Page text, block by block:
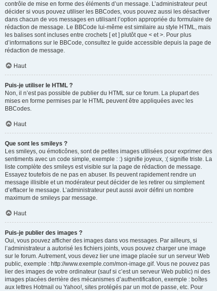
contrôle de mise en forme des éléments d’un message. L’administrateur peut
décider si vous pouvez utiliser les BBCodes, vous pouvez aussi les désactiver
dans chacun de vos messages en utilisant l’option appropriée du formulaire de
rédaction de message. Le BBCode lui-même est similaire au style HTML, mais
les balises sont incluses entre crochets [ et ] plutôt que < et >. Pour plus
d’informations sur le BBCode, consultez le guide accessible depuis la page de
rédaction de message.
Haut
Puis-je utiliser le HTML ?
Non, il n’est pas possible de publier du HTML sur ce forum. La plupart des
mises en forme permises par le HTML peuvent être appliquées avec les
BBCodes.
Haut
Que sont les smileys ?
Les smileys, ou émoticônes, sont de petites images utilisées pour exprimer des
sentiments avec un code simple, exemple : :) signifie joyeux, :( signifie triste. La
liste complète des smileys est visible sur la page de rédaction de message.
Essayez toutefois de ne pas en abuser. Ils peuvent rapidement rendre un
message illisible et un modérateur peut décider de les retirer ou simplement
d’effacer le message. L’administrateur peut aussi avoir défini un nombre
maximum de smileys par message.
Haut
Puis-je publier des images ?
Oui, vous pouvez afficher des images dans vos messages. Par ailleurs, si
l’administrateur a autorisé les fichiers joints, vous pouvez charger une image
sur le forum. Autrement, vous devez lier une image placée sur un serveur Web
public, exemple : http://www.exemple.com/mon-image.gif. Vous ne pouvez pas
lier des images de votre ordinateur (sauf si c’est un serveur Web public) ni des
images placées derrière des mécanismes d’authentification, exemple : boîtes
aux lettres Hotmail ou Yahoo!, sites protégés par un mot de passe, etc. Pour